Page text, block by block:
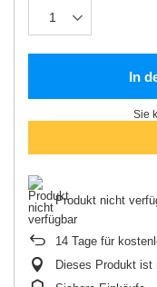
In
Sie
Produkt nicht
14 Tage für
Dieses Produkt ist